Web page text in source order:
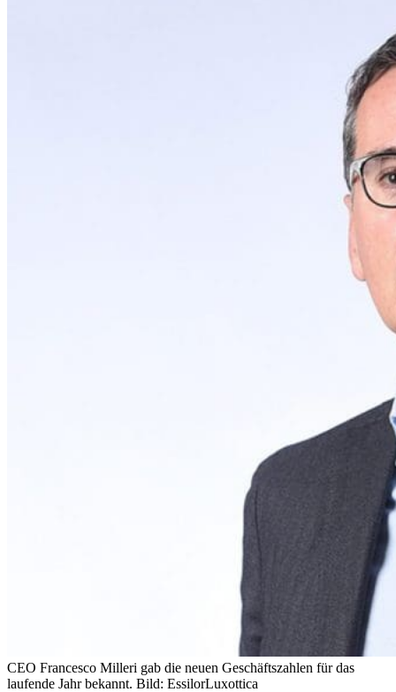
CEO Francesco Milleri gab die neuen Geschäftszahlen für das
laufende Jahr bekannt. Bild: EssilorLuxottica